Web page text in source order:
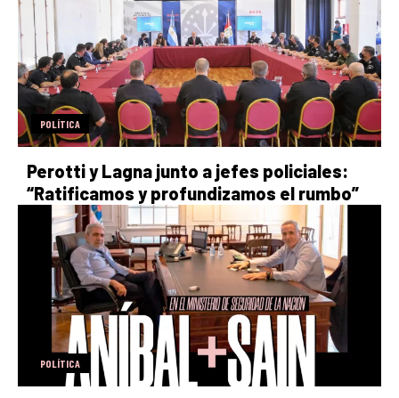
POLÍTICA
Perotti y Lagna junto a jefes policiales:
“Ratificamos y profundizamos el rumbo”
POLÍTICA